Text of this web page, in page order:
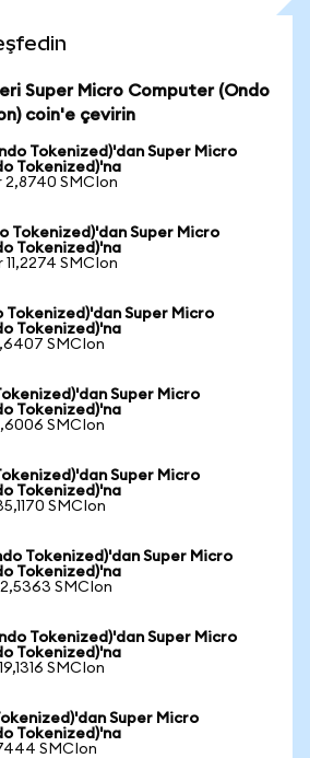
Super Micro Computer (Ondo
coin'e çevirin
Tokenized)'dan Super Micro
Tokenized)'na
2,8740 SMCIon
Tokenized)'dan Super Micro
Tokenized)'na
SMCIon
Tokenized)'dan Super Micro
Tokenized)'na
SMCIon
Super Micro
Tokenized)'na
SMCIon
Super Micro
Tokenized)'na
SMCIon
Tokenized)'dan Super Micro
Tokenized)'na
SMCIon
Tokenized)'dan Super Micro
Tokenized)'na
SMCIon
Super Micro
Tokenized)'na
SMCIon